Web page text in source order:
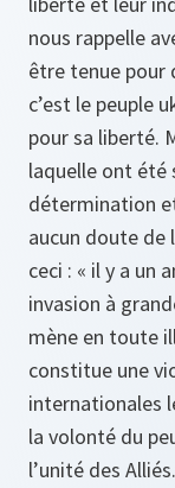
nous rappelle
être tenue pour
c’est le peuple
pour sa liberté.
laquelle ont été
détermination
aucun doute de
ceci : « il y a un
invasion à
mène en toute
constitue une
internationales
la volonté du
l’unité des